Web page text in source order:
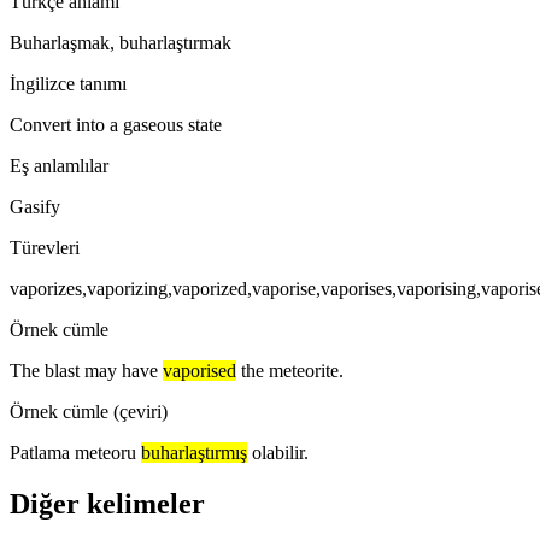
Buharlaşmak, buharlaştırmak
İngilizce tanımı
Convert into a gaseous state
Eş anlamlılar
Gasify
Türevleri
Örnek cümle
The blast may have vaporised the meteorite.
Örnek cümle (çeviri)
Patlama meteoru buharlaştırmış olabilir.
Diğer kelimeler